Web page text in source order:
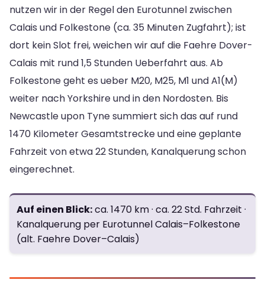
nutzen wir in der Regel den Eurotunnel zwischen
Calais und Folkestone (ca. 35 Minuten Zugfahrt); ist
dort kein Slot frei, weichen wir auf die Faehre Dover-
Calais mit rund 1,5 Stunden Ueberfahrt aus. Ab
Folkestone geht es ueber M20, M25, M1 und A1(M)
weiter nach Yorkshire und in den Nordosten. Bis
Newcastle upon Tyne summiert sich das auf rund
1470 Kilometer Gesamtstrecke und eine geplante
Fahrzeit von etwa 22 Stunden, Kanalquerung schon
eingerechnet.
Auf einen Blick:ca. 1470 km · ca. 22 Std. Fahrzeit ·
Kanalquerung per Eurotunnel Calais–Folkestone
(alt. Faehre Dover–Calais)